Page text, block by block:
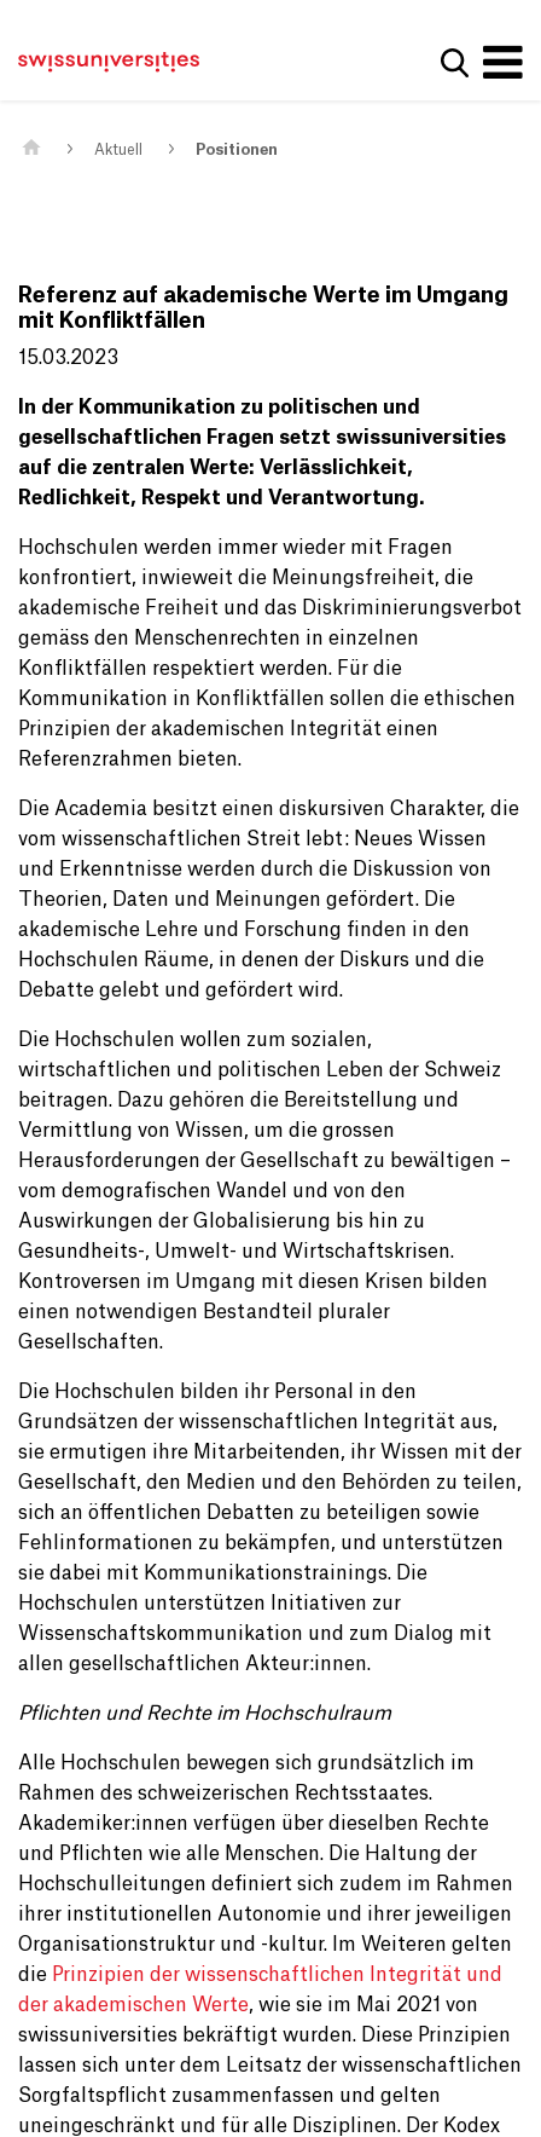
Main Navigation
Inhalt
Metanavigation
Suche
Aktuell Positionen
Referenz auf akademische Werte im Umgang
mit Konfliktfällen
15.03.2023
In der Kommunikation zu politischen und
gesellschaftlichen Fragen setzt swissuniversities
auf die zentralen Werte: Verlässlichkeit,
Redlichkeit, Respekt und Verantwortung.
Hochschulen werden immer wieder mit Fragen
konfrontiert, inwieweit die Meinungsfreiheit, die
akademische Freiheit und das Diskriminierungsverbot
gemäss den Menschenrechten in einzelnen
Konfliktfällen respektiert werden. Für die
Kommunikation in Konfliktfällen sollen die ethischen
Prinzipien der akademischen Integrität einen
Referenzrahmen bieten.
Die Academia besitzt einen diskursiven Charakter, die
vom wissenschaftlichen Streit lebt: Neues Wissen
und Erkenntnisse werden durch die Diskussion von
Theorien, Daten und Meinungen gefördert. Die
akademische Lehre und Forschung finden in den
Hochschulen Räume, in denen der Diskurs und die
Debatte gelebt und gefördert wird.
Die Hochschulen wollen zum sozialen,
wirtschaftlichen und politischen Leben der Schweiz
beitragen. Dazu gehören die Bereitstellung und
Vermittlung von Wissen, um die grossen
Herausforderungen der Gesellschaft zu bewältigen –
vom demografischen Wandel und von den
Auswirkungen der Globalisierung bis hin zu
Gesundheits-, Umwelt- und Wirtschaftskrisen.
Kontroversen im Umgang mit diesen Krisen bilden
einen notwendigen Bestandteil pluraler
Gesellschaften.
Die Hochschulen bilden ihr Personal in den
Grundsätzen der wissenschaftlichen Integrität aus,
sie ermutigen ihre Mitarbeitenden, ihr Wissen mit der
Gesellschaft, den Medien und den Behörden zu teilen,
sich an öffentlichen Debatten zu beteiligen sowie
Fehlinformationen zu bekämpfen, und unterstützen
sie dabei mit Kommunikationstrainings. Die
Hochschulen unterstützen Initiativen zur
Wissenschaftskommunikation und zum Dialog mit
allen gesellschaftlichen Akteur:innen.
Pflichten und Rechte im Hochschulraum
Alle Hochschulen bewegen sich grundsätzlich im
Rahmen des schweizerischen Rechtsstaates.
Akademiker:innen verfügen über dieselben Rechte
und Pflichten wie alle Menschen. Die Haltung der
Hochschulleitungen definiert sich zudem im Rahmen
ihrer institutionellen Autonomie und ihrer jeweiligen
Organisationstruktur und -kultur. Im Weiteren gelten
die Prinzipien der wissenschaftlichen Integrität und
der akademischen Werte, wie sie im Mai 2021 von
swissuniversities bekräftigt wurden. Diese Prinzipien
lassen sich unter dem Leitsatz der wissenschaftlichen
Sorgfaltspflicht zusammenfassen und gelten
uneingeschränkt und für alle Disziplinen. Der Kodex